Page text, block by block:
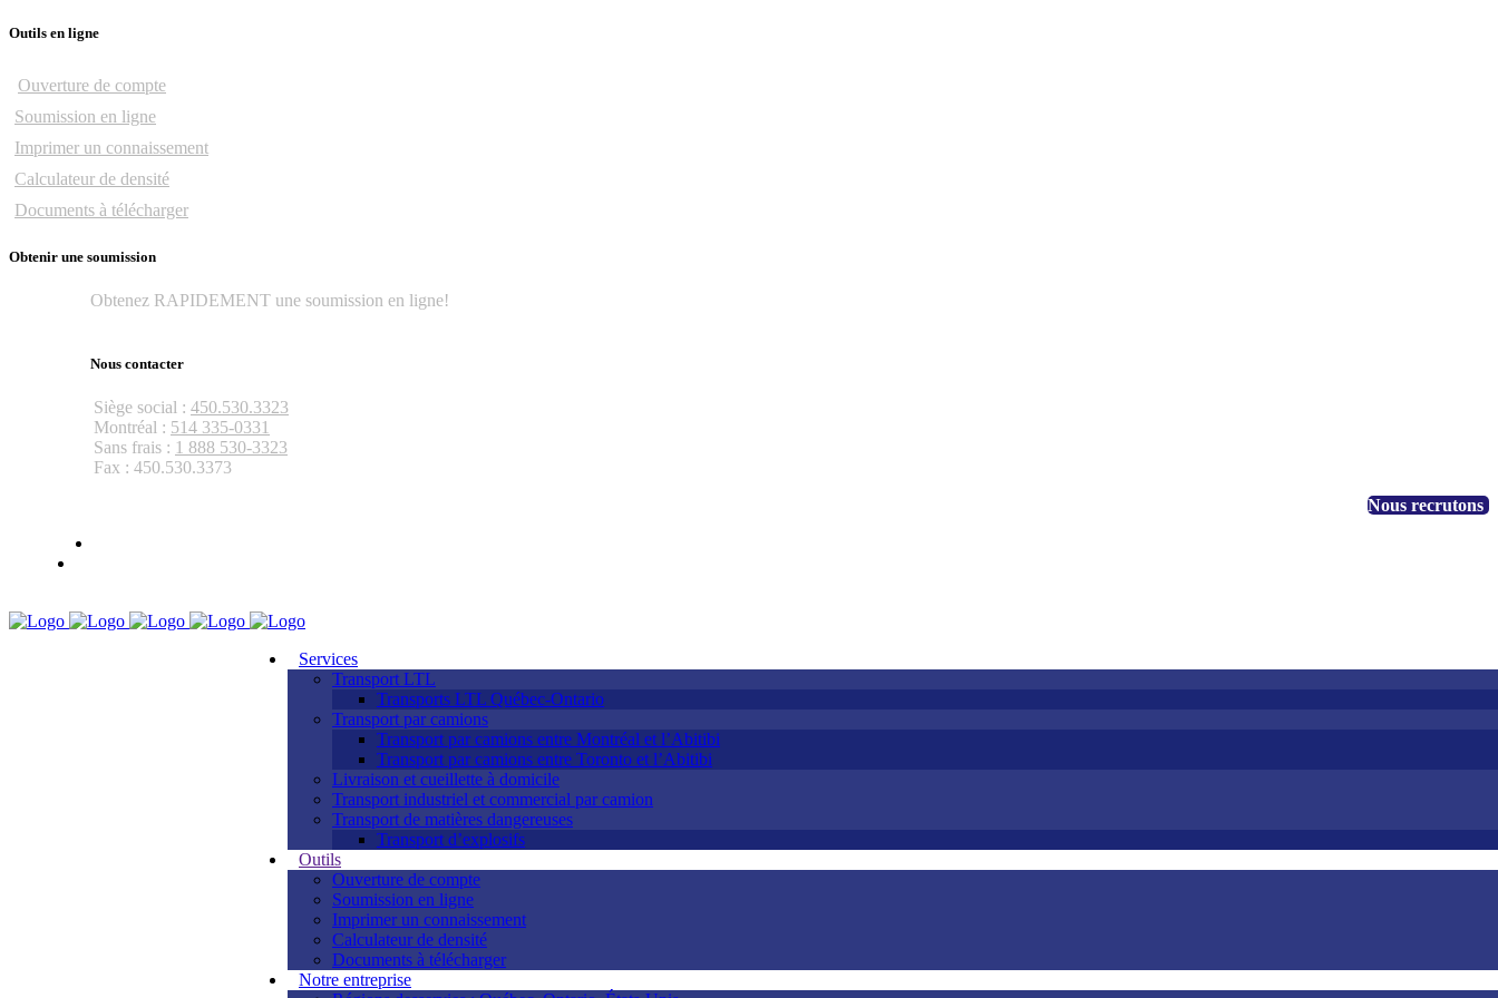
Outils en ligne
Ouverture de compte
Soumission en ligne
Imprimer un connaissement
Calculateur de densité
Documents à télécharger
Obtenir une soumission
Obtenez RAPIDEMENT une soumission en ligne!
Nous contacter
Siège social : 450.530.3323
Montréal : 514 335-0331
Sans frais : 1 888 530-3323
Fax : 450.530.3373
Nous recrutons
Services
Transport LTL
Transports LTL Québec-Ontario
Transport par camions
Transport par camions entre Montréal et l’Abitibi
Transport par camions entre Toronto et l’Abitibi
Livraison et cueillette à domicile
Transport industriel et commercial par camion
Transport de matières dangereuses
Transport d’explosifs
Outils
Ouverture de compte
Soumission en ligne
Imprimer un connaissement
Calculateur de densité
Documents à télécharger
Notre entreprise